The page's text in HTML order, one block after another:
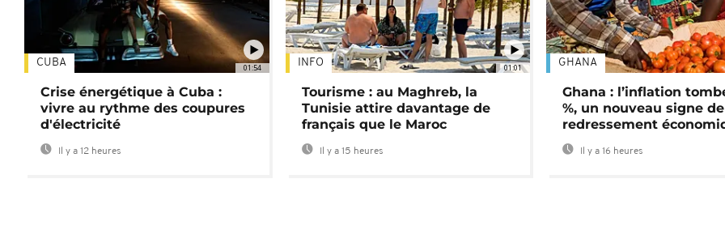
01:54
CUBA
Crise énergétique à Cuba :
vivre au rythme des coupures
d'électricité
Il y a 12 heures
01:01
INFO
Tourisme : au Maghreb, la
Tunisie attire davantage de
français que le Maroc
Il y a 15 heures
GHANA
Ghana : l’inflation
%, un nouveau signe de
redressement
Il y a 16 heures